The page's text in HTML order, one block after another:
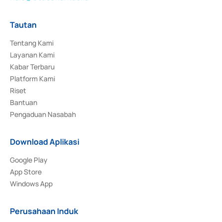
Tautan
Tentang Kami
Layanan Kami
Kabar Terbaru
Platform Kami
Riset
Bantuan
Pengaduan Nasabah
Download Aplikasi
Google Play
App Store
Windows App
Perusahaan Induk